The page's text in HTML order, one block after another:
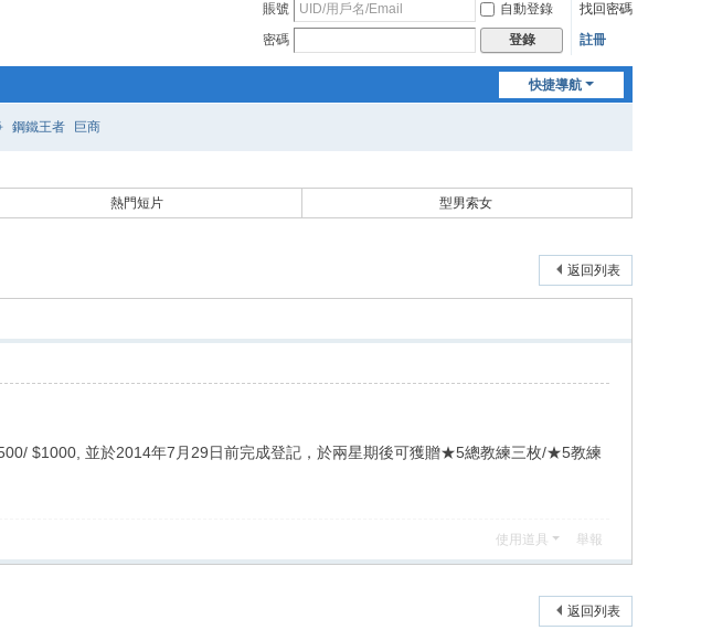
賬號 自動登錄
找回密碼
密碼
登錄 註冊
快捷導航
鋼鐵王者 巨商
熱門短片 型男索女
返回列表
$1000, 並於2014年7月29日前完成登記，於兩星期後可獲贈★5總教練三枚/★5教練
使用道具 舉報
返回列表